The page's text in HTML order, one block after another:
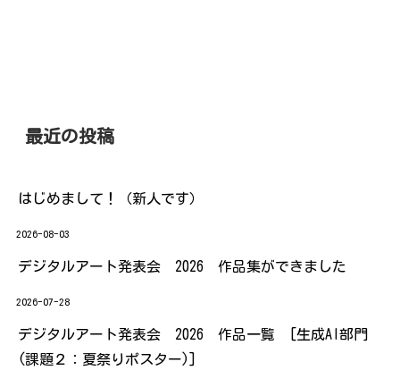
最近の投稿
はじめまして！（新人です）
2026-08-03
デジタルアート発表会 2026 作品集ができました
2026-07-28
デジタルアート発表会 2026 作品一覧 [生成AI部門
(課題２：夏祭りポスター)]